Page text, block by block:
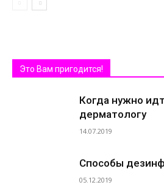
Это Вам пригодится!
Когда нужно
дерматологу
14.07.2019
Способы
05.12.2019